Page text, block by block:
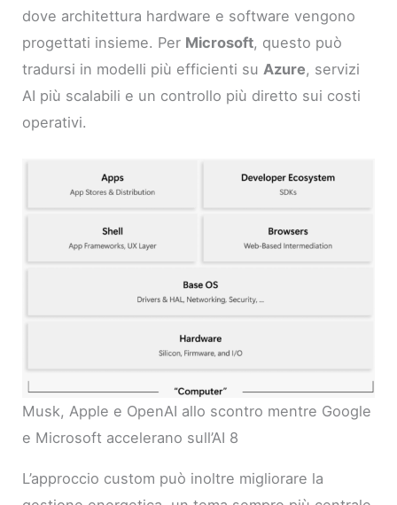
dove architettura hardware e software vengono
progettati insieme. Per Microsoft, questo può
tradursi in modelli più efficienti suAzure, servizi
AI più scalabili e un controllo più diretto sui costi
operativi.
Musk, Apple e OpenAI allo scontro mentre Google
e Microsoft accelerano sull’AI 8
L’approccio custom può inoltre migliorare la